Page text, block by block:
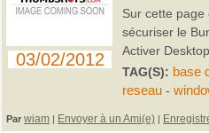
03/02/2012
Sur cette
sécuriser le
Activer
TAG(S): base
reseau-
Par wiam | Envoyer à un Ami(e) |